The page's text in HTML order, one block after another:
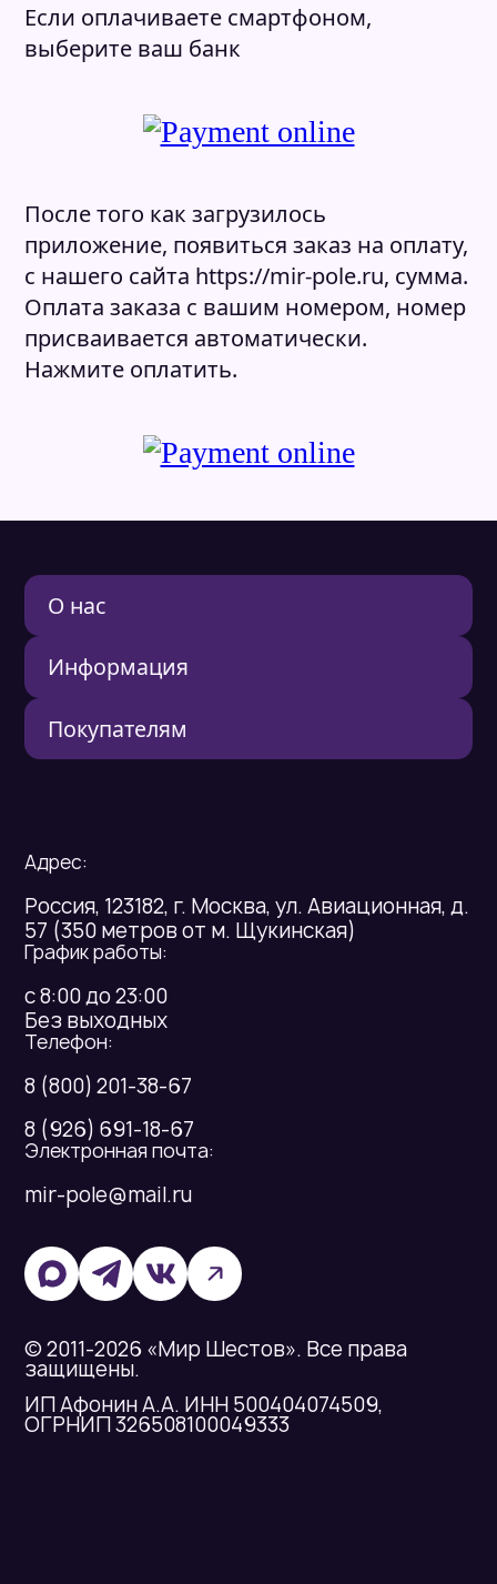
Если оплачиваете смартфоном,
выберите ваш банк
После того как загрузилось
приложение, появиться заказ на оплату,
с нашего сайта https://mir-pole.ru, сумма.
Оплата заказа с вашим номером, номер
присваивается автоматически.
Нажмите оплатить.
О нас
О нас
Отзывы
Контакты
Реквизиты
Информация
FAQ
Согласие на обработку персональных
данных
Покупателям
Адрес:
Россия, 123182, г. Москва, ул. Авиационная, д.
57 (350 метров от м. Щукинская)
График работы:
с 8:00 до 23:00
Без выходных
Телефон:
8 (800) 201-38-67
8 (926) 691-18-67
Электронная почта:
mir-pole@mail.ru
© 2011-2026 «Мир Шестов». Все права
защищены.
ИП Афонин А.А. ИНН 500404074509,
ОГРНИП 326508100049333